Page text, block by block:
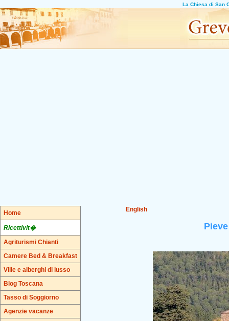
La Chiesa di San
Home
Ricettivit�
Agriturismi Chianti
Camere Bed & Breakfast
Ville e alberghi di lusso
Blog Toscana
Tasso di Soggiorno
Agenzie vacanze
English